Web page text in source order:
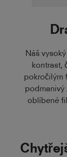
Náš
kontrast,
pokročilým
podmanivý
oblíbené